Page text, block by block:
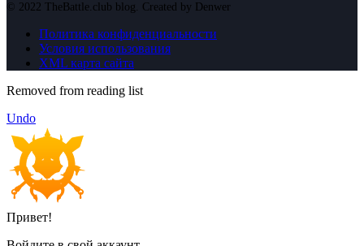
© 2022 TheBattle.club blog. Created by Denwer
Политика конфиденциальности
Условия использования
XML карта сайта
Removed from reading list
Undo
Привет!